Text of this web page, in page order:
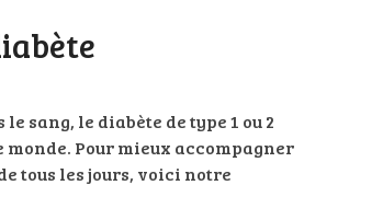
sang, le diabète de type 1 ou 2
Pour mieux accompagner
tous les jours, voici notre